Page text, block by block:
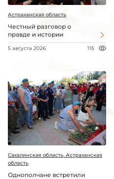
Астраханская область
Честный разговор о
правде и истории
5 августа 2026 115
Сахалинская область, Астраханская
область
Однополчане встретили